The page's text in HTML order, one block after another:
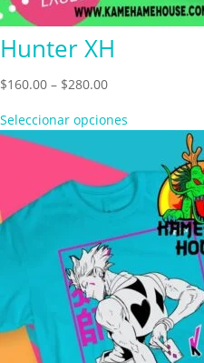
Hunter XH
$160.00 – $280.00Price
$160.00
$280.00
Seleccionar opciones